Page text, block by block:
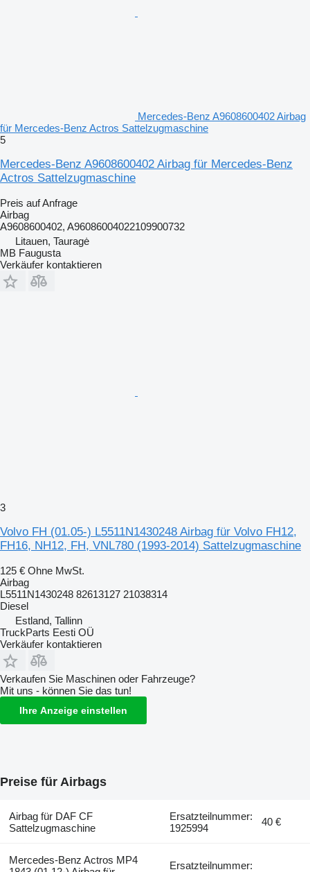
Mercedes-Benz A9608600402 Airbag
für Mercedes-Benz Actros Sattelzugmaschine
5
Mercedes-Benz A9608600402 Airbag für Mercedes-Benz
Actros Sattelzugmaschine
Preis auf Anfrage
Airbag
A9608600402, A96086004022109900732
Litauen, Tauragė
MB Faugusta
Verkäufer kontaktieren
3
Volvo FH (01.05-) L5511N1430248 Airbag für Volvo FH12,
FH16, NH12, FH, VNL780 (1993-2014) Sattelzugmaschine
125 € Ohne MwSt.
Airbag
L5511N1430248 82613127 21038314
Diesel
Estland, Tallinn
TruckParts Eesti OÜ
Verkäufer kontaktieren
Verkaufen Sie Maschinen oder Fahrzeuge?
Mit uns - können Sie das tun!
Ihre Anzeige einstellen
Preise für Airbags
Airbag für DAF CF
Sattelzugmaschine
Ersatzteilnummer:
1925994
40 €
Mercedes-Benz Actros MP4
Ersatzteilnummer: